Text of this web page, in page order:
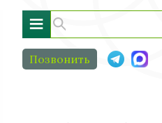
≡
Позвонить